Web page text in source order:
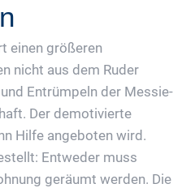
einen größeren
nicht aus dem Ruder
Entrümpeln der Messie-
Der demotivierte
Hilfe angeboten wird.
Entweder muss
geräumt werden. Die